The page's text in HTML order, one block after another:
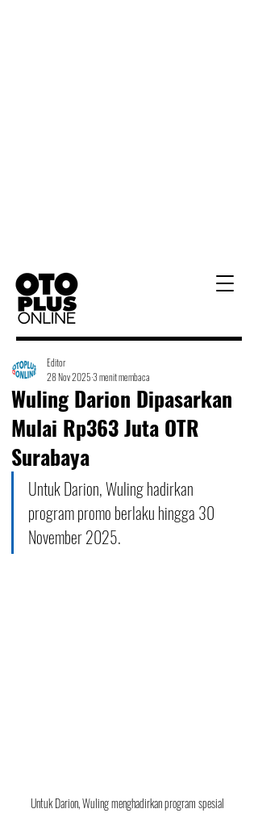
Wuling Darion Dipasarkan
Mulai Rp363 Juta OTR
Surabaya
Editor
28 Nov 20253 menit membaca
Untuk Darion, Wuling hadirkan
program promo berlaku hingga 30
November 2025.
Untuk Darion, Wuling menghadirkan program spesial